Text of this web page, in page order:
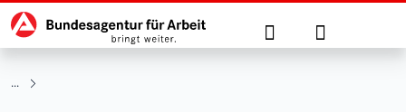
zu den Hauptinhalten springen
Hauptnavigation Suche Anmelden